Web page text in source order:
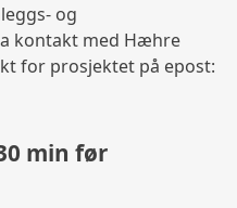
og
kontakt med Hæhre
for prosjektet på epost:
min før